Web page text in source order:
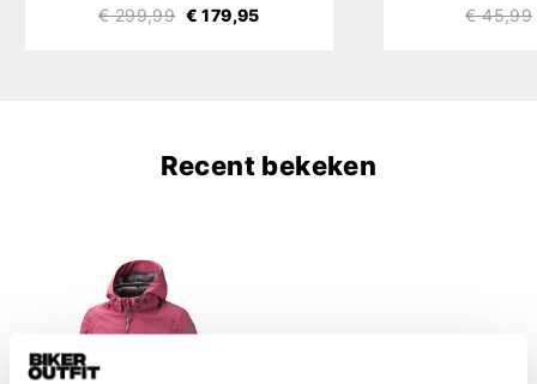
€ 299,99 € 179,95
€ 45,99
Recent bekeken